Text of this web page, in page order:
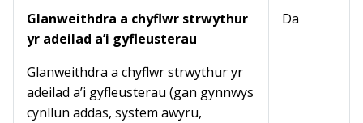
Glanweithdra a chyflwr strwythur
yr adeilad a’i gyfleusterau
Glanweithdra a chyflwr strwythur yr
adeilad a’i gyfleusterau (gan gynnwys
cynllun addas, system awyru,
Da